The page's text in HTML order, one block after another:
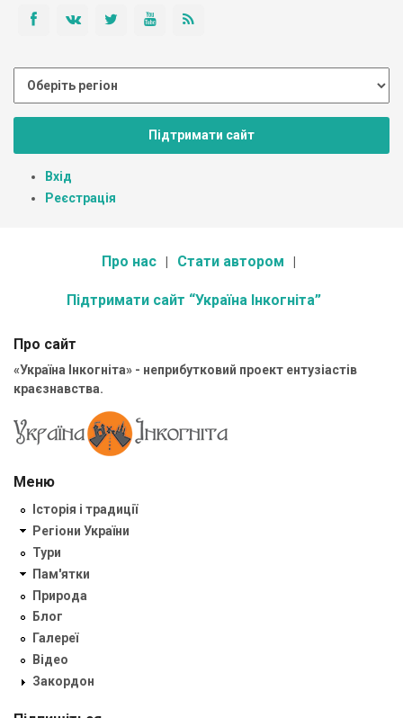
Підтримати сайт
Вхід
Реєстрація
Про нас Стати автором
Підтримати сайт “Україна Інкогніта”
Про сайт
«Україна Інкогніта» - неприбутковий проект ентузіастів
краєзнавства.
Меню
Історія і традиції
Регіони України
Тури
Пам'ятки
Природа
Блог
Галереї
Відео
Закордон